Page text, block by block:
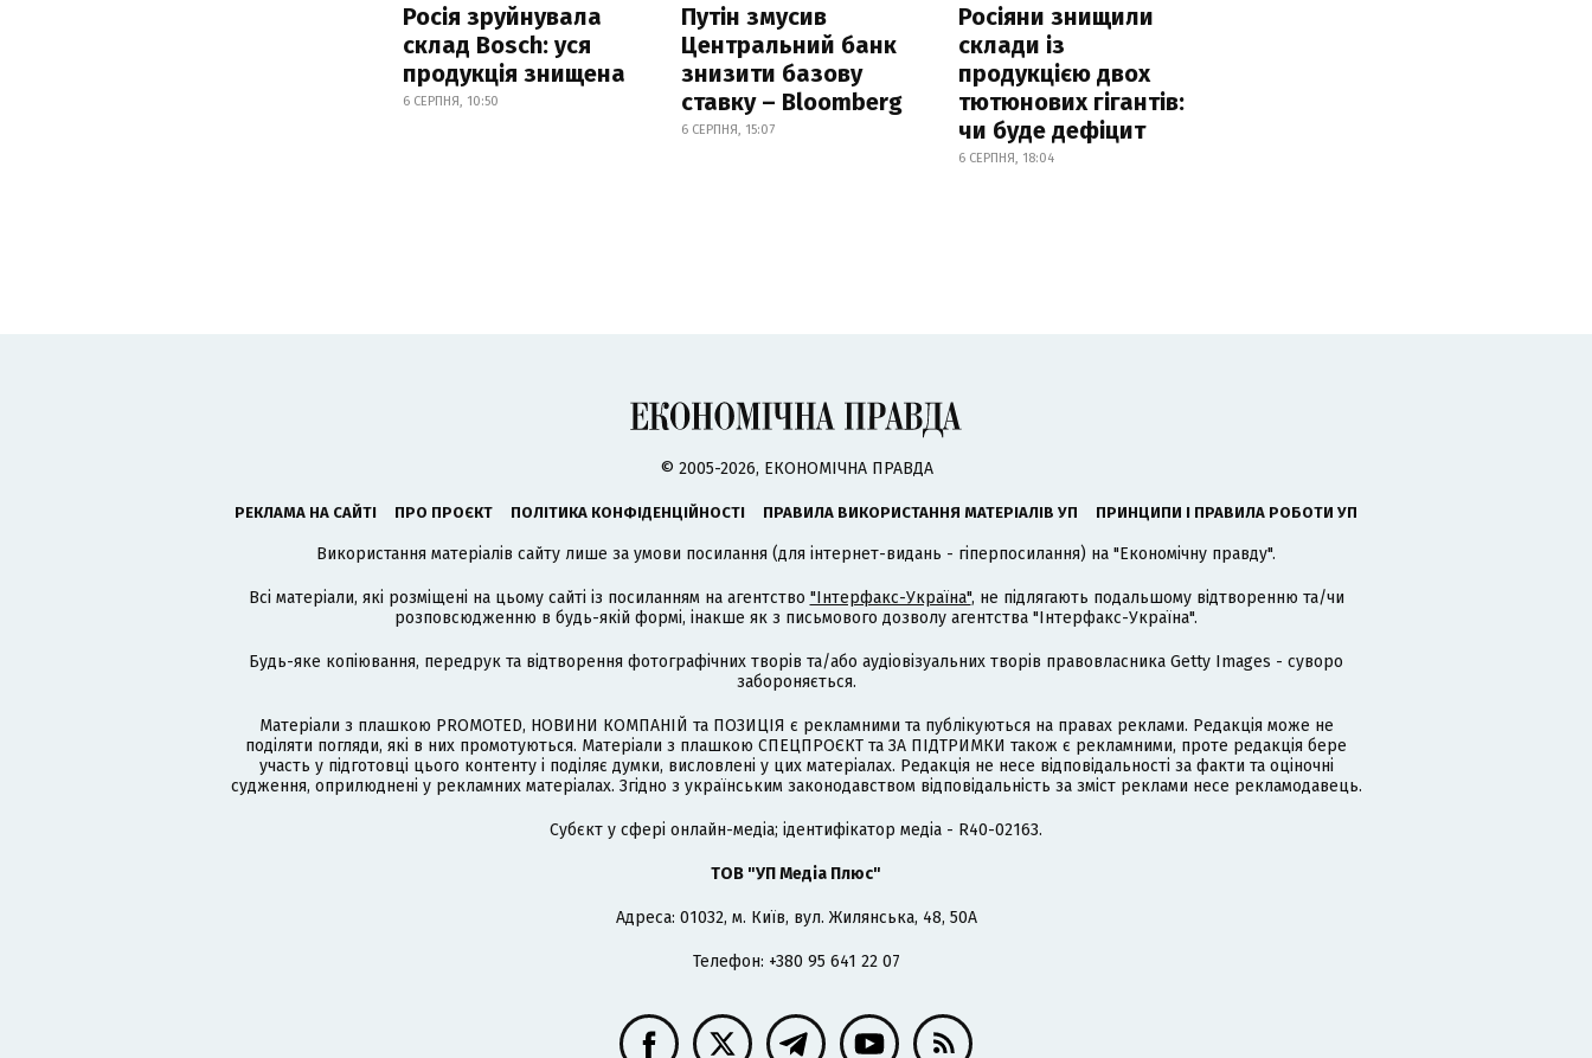
Росія зруйнувала
склад Bosch: уся
продукція знищена
6 СЕРПНЯ, 10:50
Путін змусив
Центральний банк
знизити базову
ставку – Bloomberg
6 СЕРПНЯ, 15:07
Росіяни знищили
склади із
продукцією двох
тютюнових гігантів:
чи буде дефіцит
6 СЕРПНЯ, 18:04
© 2005-2026, ЕКОНОМІЧНА ПРАВДА
РЕКЛАМА НА САЙТІ ПРО ПРОЄКТ ПОЛІТИКА КОНФІДЕНЦІЙНОСТІ ПРАВИЛА ВИКОРИСТАННЯ МАТЕРІАЛІВ УП ПРИНЦИПИ І ПРАВИЛА РОБОТИ УП
Використання матеріалів сайту лише за умови посилання (для інтернет-видань - гіперпосилання) на "Економічну правду".
Всі матеріали, які розміщені на цьому сайті із посиланням на агентство "Інтерфакс-Україна", не підлягають подальшому відтворенню та/чи
розповсюдженню в будь-якій формі, інакше як з письмового дозволу агентства "Інтерфакс-Україна".
Будь-яке копіювання, передрук та відтворення фотографічних творів та/або аудіовізуальних творів правовласника Getty Images - суворо
забороняється.
Матеріали з плашкою PROMOTED, НОВИНИ КОМПАНІЙ та ПОЗИЦІЯ є рекламними та публікуються на правах реклами. Редакція може не
поділяти погляди, які в них промотуються. Матеріали з плашкою СПЕЦПРОЄКТ та ЗА ПІДТРИМКИ також є рекламними, проте редакція бере
участь у підготовці цього контенту і поділяє думки, висловлені у цих матеріалах. Редакція не несе відповідальності за факти та оціночні
судження, оприлюднені у рекламних матеріалах. Згідно з українським законодавством відповідальність за зміст реклами несе рекламодавець.
Cубєкт у сфері онлайн-медіа; ідентифікатор медіа - R40-02163.
ТОВ "УП Медіа Плюс"
Адреса: 01032, м. Київ, вул. Жилянська, 48, 50А
Телефон: +380 95 641 22 07